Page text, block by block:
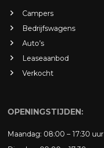
Campers
Bedrijfswagens
Auto’s
Leaseaanbod
Verkocht
OPENINGSTIJDEN:
Maandag: 08:00 – 17:30 uur